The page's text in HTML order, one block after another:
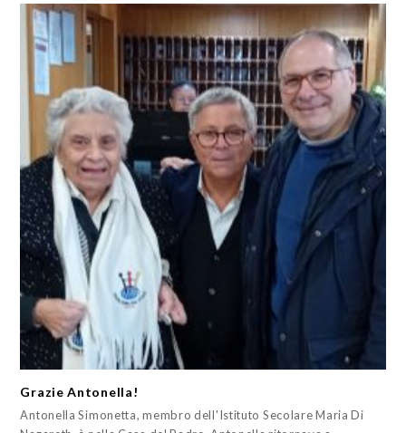
Grazie Antonella!
Antonella Simonetta, membro dell'Istituto Secolare Maria Di